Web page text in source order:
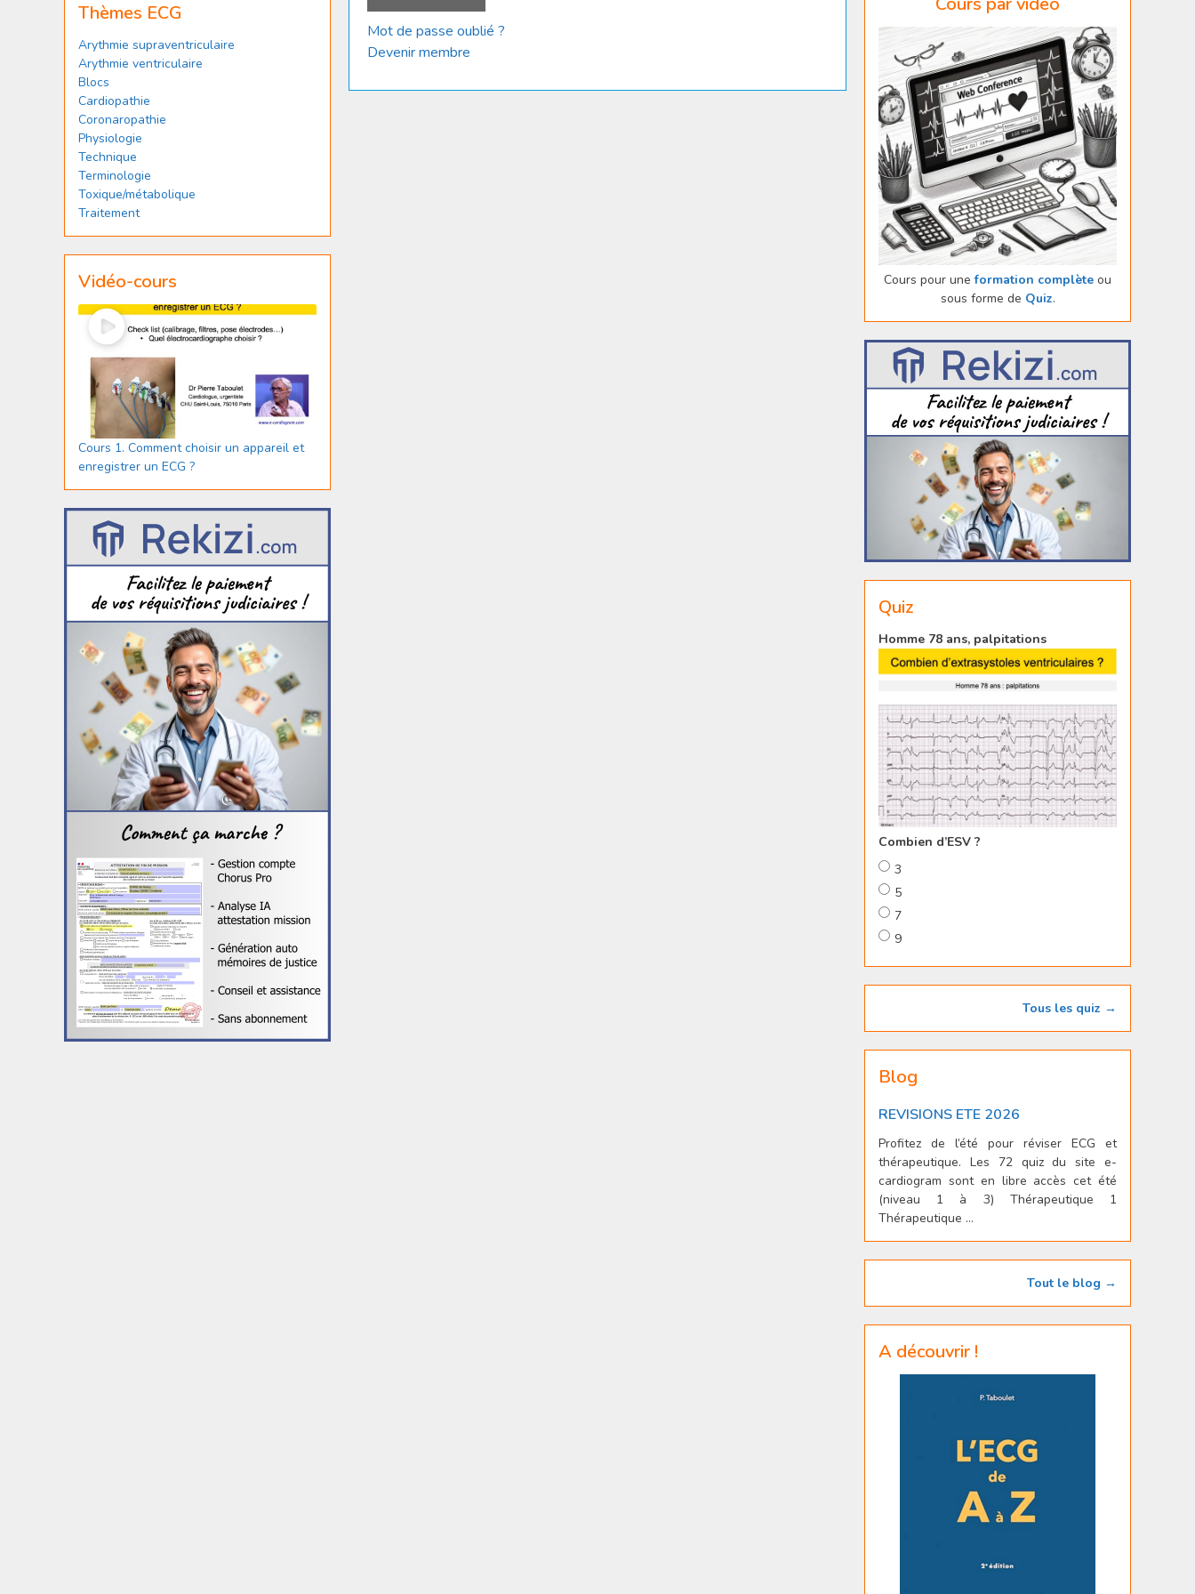
Mot de passe oublié ?
Devenir membre
Thèmes ECG
Arythmie supraventriculaire
Arythmie ventriculaire
Blocs
Cardiopathie
Coronaropathie
Physiologie
Technique
Terminologie
Toxique/métabolique
Traitement
Vidéo-cours
Cours 1. Comment choisir un appareil et
enregistrer un ECG ?
Cours pour uneformation complète ou
sous forme de Quiz.
Quiz
Homme 78 ans, palpitations
Combien d’ESV ?
3
5
7
9
Tous les quiz →
Blog
REVISIONS ETE 2026
Profitez de l’été pour réviser ECG et
thérapeutique. Les 72 quiz du site e-
cardiogram sont en libre accès cet été
(niveau 1 à 3) Thérapeutique 1
Thérapeutique ...
Tout le blog →
A découvrir !